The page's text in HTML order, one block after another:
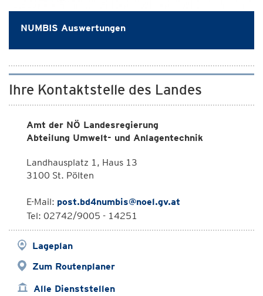
NUMBIS Auswertungen
Ihre Kontaktstelle des Landes
Amt der NÖ Landesregierung
Abteilung Umwelt- und Anlagentechnik
Landhausplatz 1, Haus 13
3100 St. Pölten
E-Mail: post.bd4numbis@noel.gv.at
Tel: 02742/9005 - 14251
Lageplan
Zum Routenplaner
Alle Dienststellen